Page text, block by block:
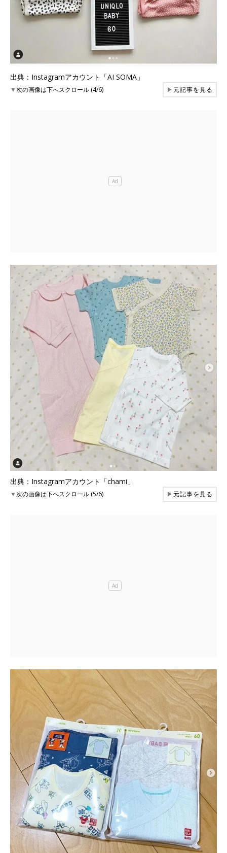
出典：Instagramアカウント「AI SOMA」
▼次の画像は下へスクロール (4/6) ▶元記事を見る
出典：Instagramアカウント「chami」
▼次の画像は下へスクロール (5/6) ▶元記事を見る